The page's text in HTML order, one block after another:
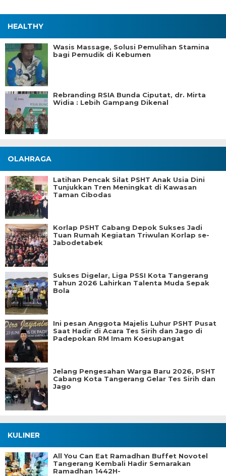
HEALTHY
Wasis Massage, Solusi Pemulihan Stamina
bagi Pemudik di Kebumen
Rebranding RSIA Bunda Ciputat, dr. Mirta
Widia : Lebih Gampang Dikenal
OLAHRAGA
Latihan Pencak Silat PSHT Anak Usia Dini
Tunjukkan Tren Meningkat di Kawasan
Taman Cibodas
Korlap PSHT Cabang Depok Sukses Jadi
Tuan Rumah Kegiatan Triwulan Korlap se-
Jabodetabek
Sukses Digelar, Liga PSSI Kota Tangerang
Tahun 2026 Lahirkan Talenta Muda Sepak
Bola
Ini pesan Anggota Majelis Luhur PSHT Pusat
Saat Hadir di Acara Tes Sirih dan Jago di
Padepokan RM Imam Koesupangat
Jelang Pengesahan Warga Baru 2026, PSHT
Cabang Kota Tangerang Gelar Tes Sirih dan
Jago
KULINER
All You Can Eat Ramadhan Buffet Novotel
Tangerang Kembali Hadir Semarakan
Ramadhan 1442H-